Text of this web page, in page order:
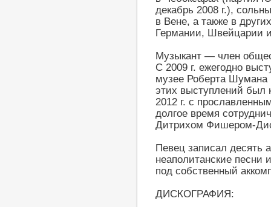
декабрь 2008 г.),
в Вене, а также в
Германии, Швейцарии
Музыкант — член
С 2009 г. ежегодно
музее Роберта
этих выступлений был
2012 г. с
долгое время
Дитрихом Фишером-
Певец записал десять
неаполитанские песни
под собственный
ДИСКОГРАФИЯ: